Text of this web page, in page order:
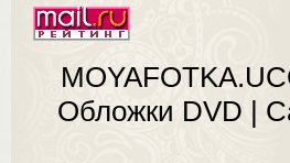
Обложки DVD |